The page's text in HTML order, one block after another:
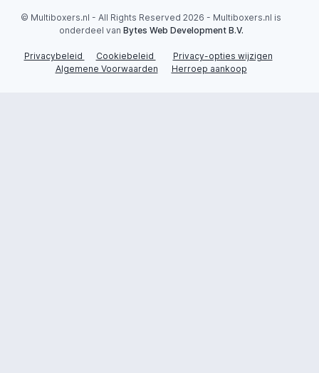
© Multiboxers.nl - All Rights Reserved 2026 - Multiboxers.nl is
onderdeel van Bytes Web Development B.V.
Privacybeleid Cookiebeleid
Privacy-opties wijzigen
Algemene Voorwaarden
Herroep aankoop